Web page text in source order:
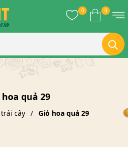
0 0
hoa quả 29
cây Giỏ hoa quả 29